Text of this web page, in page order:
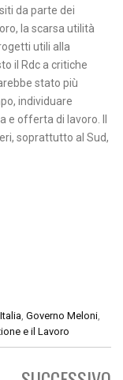
da parte dei
la scarsa utilità
utili alla
il Rdc a critiche
stato più
individuare
e offerta di lavoro. Il
soprattutto al Sud,
, Governo Meloni,
e il Lavoro